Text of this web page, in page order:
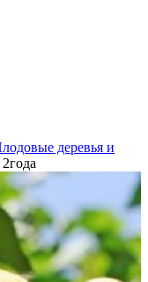
деревья и